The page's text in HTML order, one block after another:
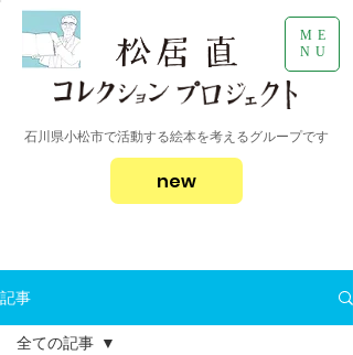
石川県小松市で活動する絵本を考えるグループです
ME
NU
new
記事
全ての記事